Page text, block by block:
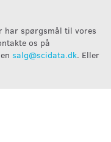
har spørgsmål til vores
os på
salg@scidata.dk. Eller